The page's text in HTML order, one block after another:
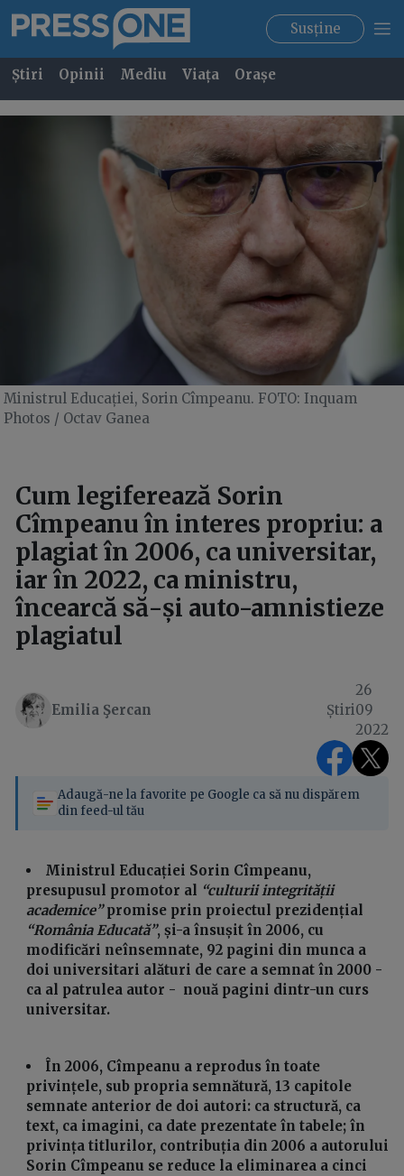
Susține
Știri Opinii Mediu Viața Orașe
Ministrul Educației, Sorin Cîmpeanu. FOTO: Inquam
Photos / Octav Ganea
Cum legiferează Sorin
Cîmpeanu în interes propriu: a
plagiat în 2006, ca universitar,
iar în 2022, ca ministru,
încearcă să-și auto-amnistieze
plagiatul
Emilia Şercan Știri
26
09
2022
Adaugă-ne la favorite pe Google ca să nu dispărem
din feed-ul tău
Ministrul Educației Sorin Cîmpeanu,
presupusul promotor al “culturii integrității
academice”promise prin proiectul prezidențial
“România Educată”, și-a însușit în 2006, cu
modificări neînsemnate, 92 pagini din munca a
doi universitari alături de care a semnat în 2000 -
ca al patrulea autor - nouă pagini dintr-un curs
universitar.
În 2006, Cîmpeanu a reprodus în toate
privințele, sub propria semnătură, 13 capitole
semnate anterior de doi autori: ca structură, ca
text, ca imagini, ca date prezentate în tabele; în
privința titlurilor, contribuția din 2006 a autorului
Sorin Cîmpeanu se reduce la eliminarea a cinci